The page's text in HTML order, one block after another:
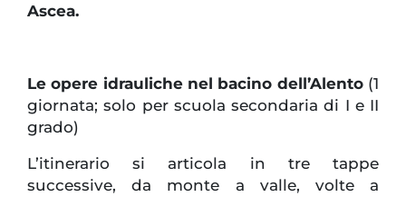
Ascea.
Le opere idrauliche nel bacino dell’Alento (1
giornata; solo per scuola secondaria di I e II
grado)
L’itinerario si articola in tre tappe
successive, da monte a valle, volte a